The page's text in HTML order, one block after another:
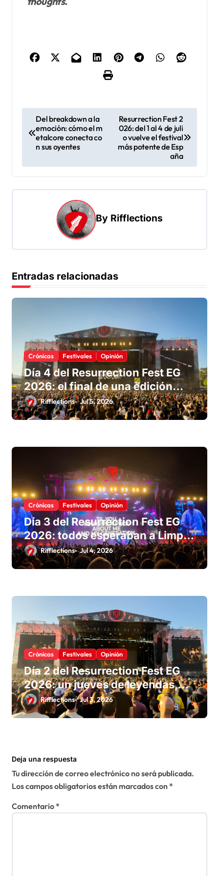
Del breakdown a la
emoción: cómo el m
etalcore conecta co
n sus oyentes
Resurrection Fest 2
026: del 1 al 4 de juli
o vuelve el festival
más potente de Esp
aña
By Rifflections
Entradas relacionadas
Crónicas Festivales Opinión
Día 4 del Resurrection Fest EG
2026: el final de una edición
para recordar
Rifflections Jul 5, 2026
Crónicas Festivales Opinión
Día 3 del Resurrection Fest EG
2026: todos esperaban a Limp
Bizkit, pero el cartel volvió a
sorprender
Rifflections Jul 4, 2026
Crónicas Festivales Opinión
Día 2 del Resurrection Fest EG
2026: un jueves de leyendas,
descubrimientos y mucho metal
en Viveiro
Rifflections Jul 3, 2026
Deja una respuesta
Tu dirección de correo electrónico no será publicada.
Los campos obligatorios están marcados con*
Comentario*